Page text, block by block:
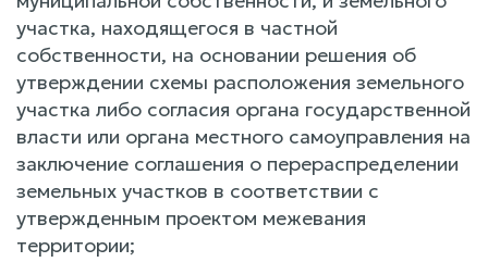
участка, находящегося в частной
собственности, на основании решения об
утверждении схемы расположения земельного
участка либо согласия органа государственной
власти или органа местного самоуправления на
заключение соглашения о перераспределении
земельных участков в соответствии с
утвержденным проектом межевания
территории;